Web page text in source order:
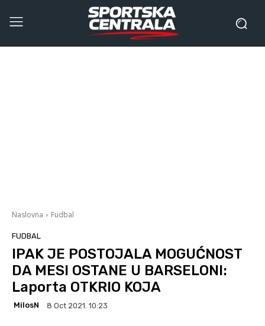
Naslovna Fudbal
FUDBAL
IPAK JE POSTOJALA MOGUĆNOST
DA MESI OSTANE U BARSELONI:
Laporta OTKRIO KOJA
MilosN 8 Oct 2021. 10:23